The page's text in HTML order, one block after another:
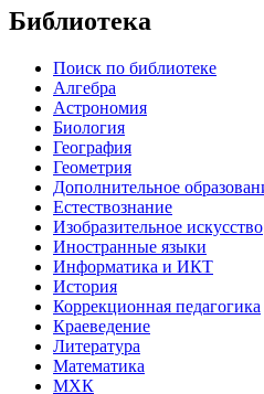
Библиотека
Поиск по библиотеке
Алгебра
Астрономия
Биология
География
Геометрия
Дополнительное
Естествознание
Изобразительное искусство
Иностранные языки
Информатика и ИКТ
История
Коррекционная педагогика
Краеведение
Литература
Математика
МХК